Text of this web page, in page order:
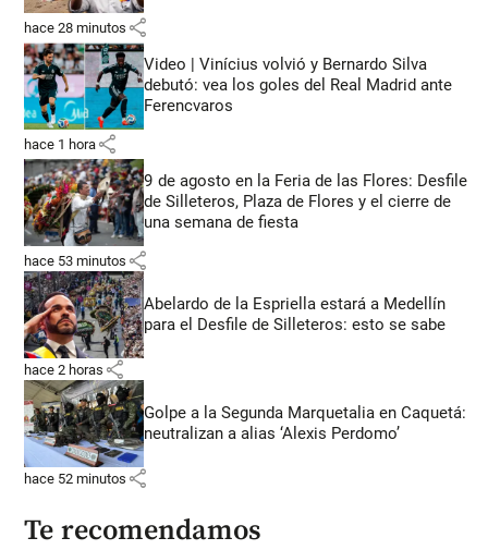
hace 28 minutos share
Video | Vinícius volvió y Bernardo Silva
debutó: vea los goles del Real Madrid ante
Ferencvaros
hace 1 hora share
9 de agosto en la Feria de las Flores: Desfile
de Silleteros, Plaza de Flores y el cierre de
una semana de fiesta
hace 53 minutos share
Abelardo de la Espriella estará a Medellín
para el Desfile de Silleteros: esto se sabe
hace 2 horas share
Golpe a la Segunda Marquetalia en Caquetá:
neutralizan a alias ‘Alexis Perdomo’
hace 52 minutos share
Te recomendamos